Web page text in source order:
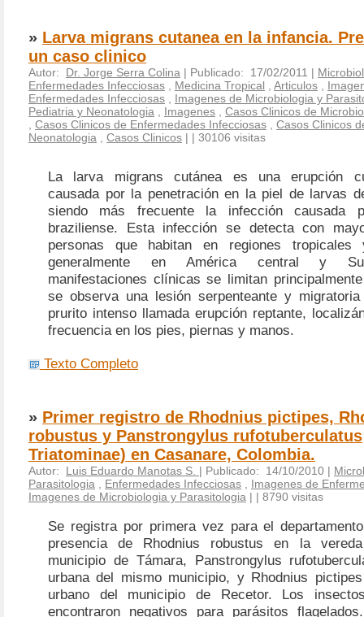
» Larva migrans cutanea en la infancia.
un caso clinico
Autor: Dr. Jorge Serra Colina | Publicado: 17/02/2011 |
Enfermedades Infecciosas
Medicina Tropical Articulos
Enfermedades Infecciosas
Imagenes de Microbiologia y
Pediatria y Neonatologia
Imagenes
Casos Clinicos de
Casos Clinicos de Enfermedades Infecciosas
Casos Clinicos
Neonatologia
Casos Clinicos | | 30106 visitas
La larva migrans cutánea es una erupción
causada por la penetración en la piel de larvas
siendo más frecuente la infección causada
braziliense. Esta infección se detecta con
personas que habitan en regiones tropicales
generalmente en América central y
manifestaciones clínicas se limitan
se observa una lesión serpenteante y migratoria
prurito intenso llamada erupción reptante,
frecuencia en los pies, piernas y manos.
Texto Completo
» Primer registro de Rhodnius pictipes,
robustus y Panstrongylus
Triatominae) en Casanare, Colombia.
Autor: Luis Eduardo Manotas S. | Publicado: 14/10/2010 |
Parasitologia
Enfermedades Infecciosas
Imagenes de
Imagenes de Microbiologia y Parasitologia | | 8790 visitas
Se registra por primera vez para el
presencia de Rhodnius robustusen la
municipio de Támara, Panstrongylus
urbana del mismo municipio, y Rhodnius
urbano del municipio de Recetor. Los
encontraron negativos para parásitos